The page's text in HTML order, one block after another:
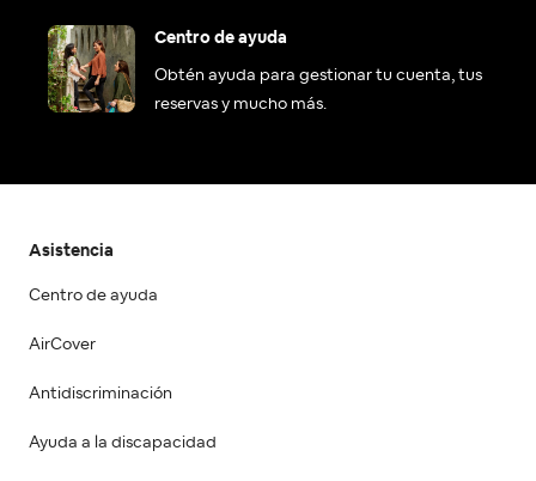
Centro de ayuda
Obtén ayuda para gestionar tu cuenta, tus
reservas y mucho más.
Asistencia
Centro de ayuda
AirCover
Antidiscriminación
Ayuda a la discapacidad